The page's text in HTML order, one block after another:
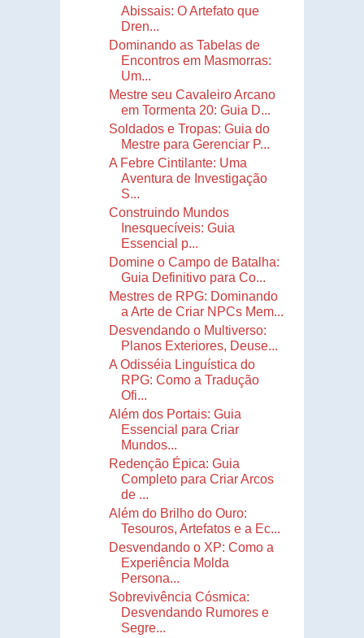
Abissais: O Artefato que
Dren...
Dominando as Tabelas de
Encontros em Masmorras:
Um...
Mestre seu Cavaleiro Arcano
em Tormenta 20: Guia D...
Soldados e Tropas: Guia do
Mestre para Gerenciar P...
A Febre Cintilante: Uma
Aventura de Investigação
S...
Construindo Mundos
Inesquecíveis: Guia
Essencial p...
Domine o Campo de Batalha:
Guia Definitivo para Co...
Mestres de RPG: Dominando
a Arte de Criar NPCs Mem...
Desvendando o Multiverso:
Planos Exteriores, Deuse...
A Odisséia Linguística do
RPG: Como a Tradução
Ofi...
Além dos Portais: Guia
Essencial para Criar
Mundos...
Redenção Épica: Guia
Completo para Criar Arcos
de ...
Além do Brilho do Ouro:
Tesouros, Artefatos e a Ec...
Desvendando o XP: Como a
Experiência Molda
Persona...
Sobrevivência Cósmica:
Desvendando Rumores e
Segre...